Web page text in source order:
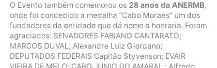
O Evento também comemorou os 28 anos da ANERMB,
onde foi concedido a medalha “Cabo Moraes” um dos
fundadores da entidade que dá nome a honraria. Foram
agraciados: SENADORES FABIANO CANTARATO;
MARCOS DUVAL; Alexandre Luiz Giordano;
DEPUTADOS FEDERAIS Capitão Styvenson; EVAIR